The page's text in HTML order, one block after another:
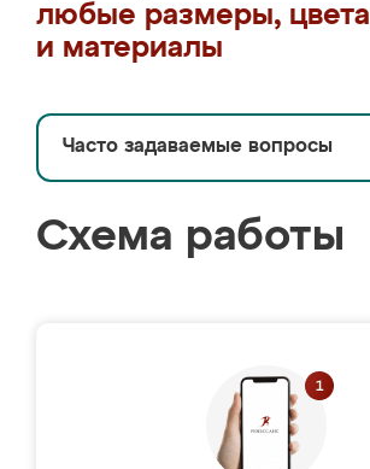
любые размеры, цвета
и материалы
Часто задаваемые вопросы
Схема работы